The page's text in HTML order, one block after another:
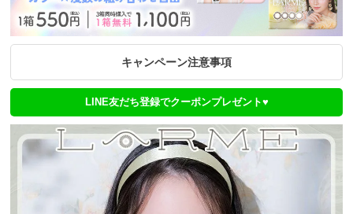
キャンペーン注意事項
LINE友だち登録でクーポンプレゼント♥